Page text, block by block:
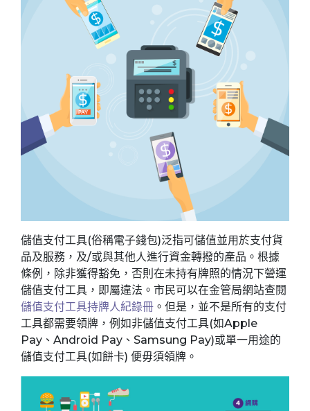
儲值支付工具(俗稱電子錢包)泛指可儲值並用於支付貨
品及服務，及/或與其他人進行資金轉撥的產品。根據
條例，除非獲得豁免，否則在未持有牌照的情況下營運
儲值支付工具，即屬違法。市民可以在金管局網站查閱
儲值支付工具持牌人紀錄冊 。但是，並不是所有的支付
工具都需要領牌，例如非儲值支付工具(如Apple
Pay、Android Pay、Samsung Pay)或單一用途的
儲值支付工具(如餅卡) 便毋須領牌。